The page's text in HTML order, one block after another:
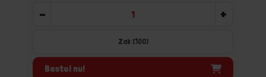
- +
Zak (100)
Bestel nu!